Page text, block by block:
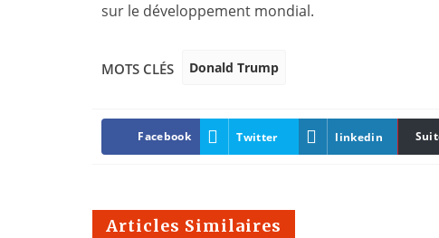
sur le développement mondial.
MOTS CLÉS Donald Trump
Facebook Twitter linkedin
Articles Similaires